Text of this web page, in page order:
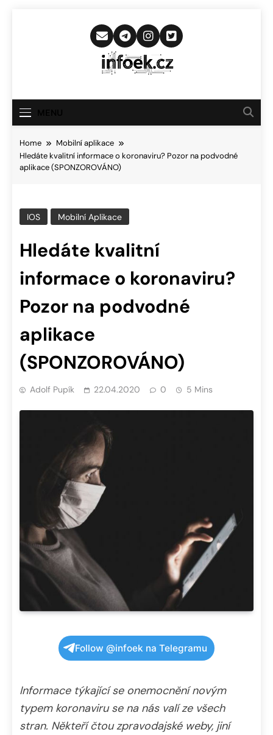
Infoek.cz
Novinkám
Home
Mobilní aplikace
Hledáte kvalitní informace o koronaviru? Pozor na podvodné
aplikace (SPONZOROVÁNO)
IOS Mobilní Aplikace
Hledáte kvalitní
informace o koronaviru?
Pozor na podvodné
aplikace
(SPONZOROVÁNO)
Adolf Pupík 22.04.2020 0 5 Mins
Follow @infoek na Telegramu
Informace týkající se onemocnění novým
typem koronaviru se na nás valí ze všech
stran. Někteří čtou zpravodajské weby, jiní